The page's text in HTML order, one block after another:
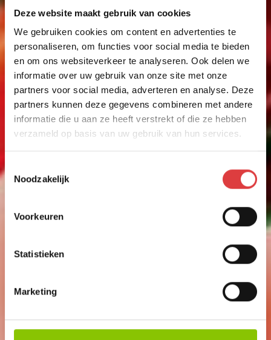
Deze website maakt gebruik van cookies
We gebruiken cookies om content en advertenties te
personaliseren, om functies voor social media te bieden
en om ons websiteverkeer te analyseren. Ook delen we
informatie over uw gebruik van onze site met onze
partners voor social media, adverteren en analyse. Deze
partners kunnen deze gegevens combineren met andere
informatie die u aan ze heeft verstrekt of die ze hebben
verzameld op basis van uw gebruik van hun services.
Toestemmingsselectie
Noodzakelijk
Voorkeuren
Statistieken
Marketing
CIJFERSTER VIER
art.nr: 1604 - meer info
1
BIG POP-POP